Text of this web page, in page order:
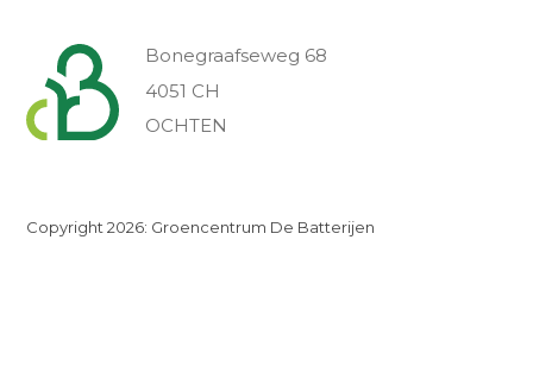
Bonegraafseweg 68
4051 CH
OCHTEN
Copyright 2026: Groencentrum De Batterijen